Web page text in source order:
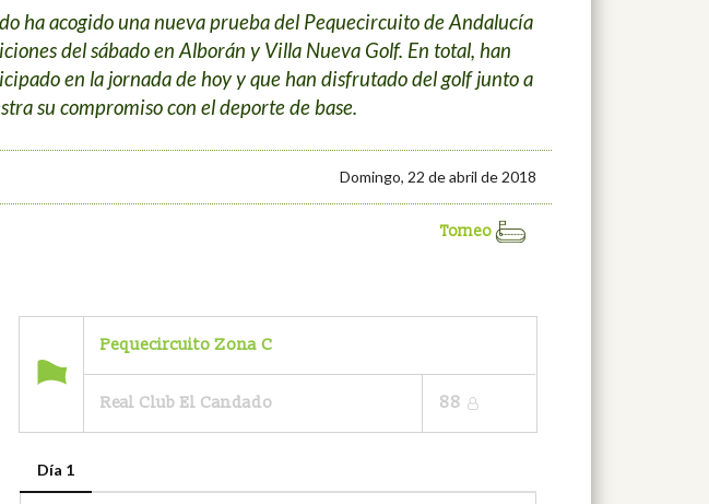
ha acogido una nueva prueba del Pequecircuito de Andalucía
del sábado en Alborán y Villa Nueva Golf. En total, han
en la jornada de hoy y que han disfrutado del golf junto a
su compromiso con el deporte de base.
Domingo, 22 de abril de 2018
Torneo
Pequecircuito Zona C
Real Club El Candado 88
Día 1